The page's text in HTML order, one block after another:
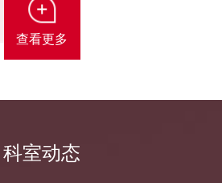
查看更多
科室动态